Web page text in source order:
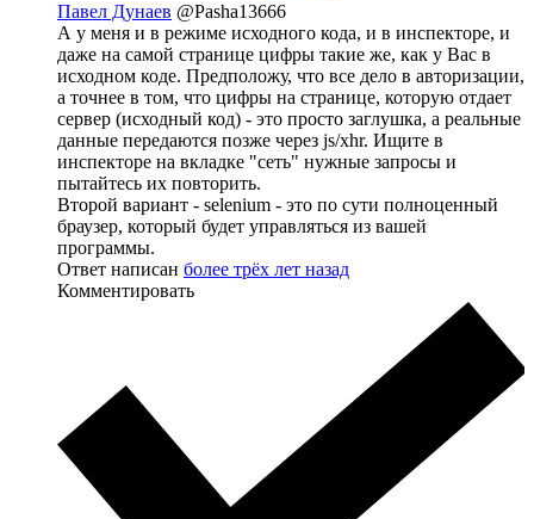
Павел Дунаев @Pasha13666
А у меня и в режиме исходного кода, и в инспекторе, и
даже на самой странице цифры такие же, как у Вас в
исходном коде. Предположу, что все дело в авторизации,
а точнее в том, что цифры на странице, которую отдает
сервер (исходный код) - это просто заглушка, а реальные
данные передаются позже через js/xhr. Ищите в
инспекторе на вкладке "сеть" нужные запросы и
пытайтесь их повторить.
Второй вариант - selenium - это по сути полноценный
браузер, который будет управляться из вашей
программы.
Ответ написан более трёх лет назад
Комментировать